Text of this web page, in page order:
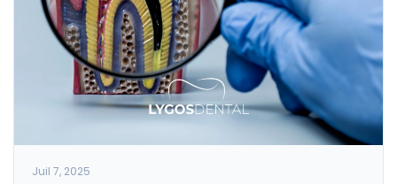
Juil 7, 2025